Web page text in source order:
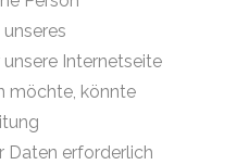
Internetseite
möchte, könnte
Daten erforderlich